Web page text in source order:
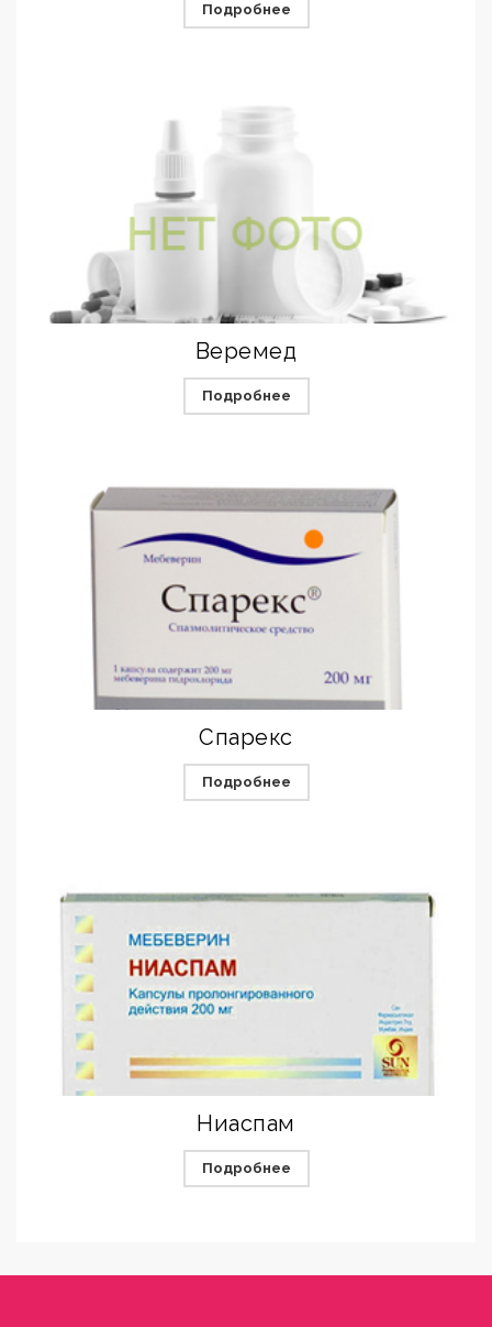
Подробнее
Веремед
Подробнее
Спарекс
Подробнее
Ниаспам
Подробнее